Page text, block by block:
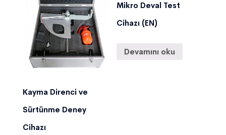
Kayma Direnci ve
Sürtünme Deney
Cihazı
Mikro Deval Test
Cihazı (EN)
Devamını oku